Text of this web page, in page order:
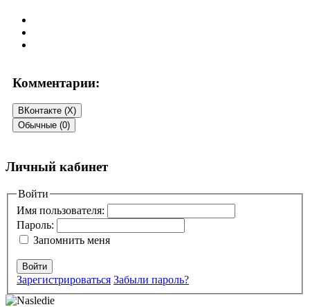
Комментарии:
ВКонтакте (X)
Обычные (0)
Добавить комментарий
Ваш адрес email не будет опубликован. Обязательные поля
помечены*
Комментарий*
Личный кабинет
Войти
Имя пользователя:
Пароль:
Запомнить меня
Войти
Зарегистрироваться Забыли пароль?